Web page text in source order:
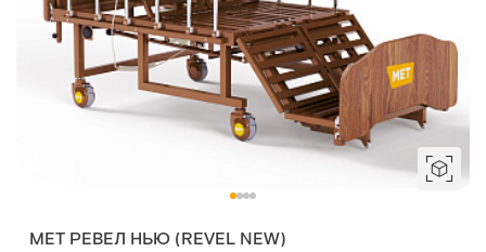
MET РЕВЕЛ НЬЮ (REVEL NEW)